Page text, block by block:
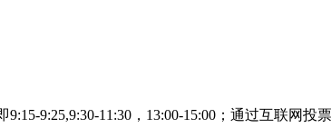
9:25,9:30-11:30，13:00-15:00；通过互联网投